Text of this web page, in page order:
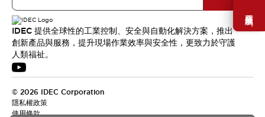
需要幫助嗎？
IDEC 提供全球性的工業控制、安全與自動化解決方案，推出
創新產品與服務，提升現場作業效率與安全性，更致力於守護
人類福祉。
© 2026 IDEC Corporation
隱私權政策
使用條款